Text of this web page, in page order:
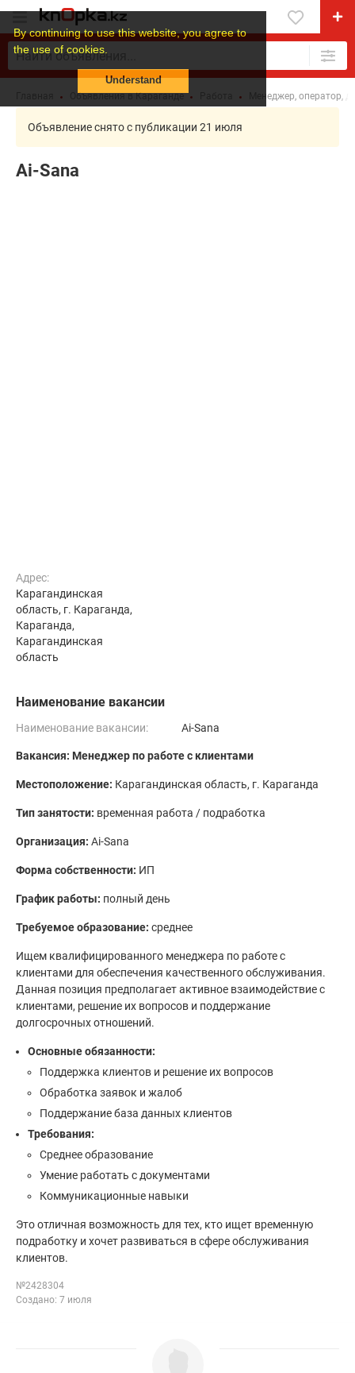
By continuing to use this website, you agree to
the use of cookies.
Understand
Объявления в Караганде Менеджер, оператор,
Объявление снято с публикации 21 июля
Ai-Sana
Адрес:
Карагандинская
область, г. Караганда,
Караганда,
Карагандинская
область
Наименование вакансии
Наименование вакансии: Ai-Sana
Вакансия: Менеджер по работе с клиентами
Местоположение: Карагандинская область, г. Караганда
Тип занятости: временная работа / подработка
Организация: Ai-Sana
Форма собственности: ИП
График работы: полный день
Требуемое образование: среднее
Ищем квалифицированного менеджера по работе с
клиентами для обеспечения качественного обслуживания.
Данная позиция предполагает активное взаимодействие с
клиентами, решение их вопросов и поддержание
долгосрочных отношений.
Основные обязанности:
Поддержка клиентов и решение их вопросов
Обработка заявок и жалоб
Поддержание база данных клиентов
Требования:
Среднее образование
Умение работать с документами
Коммуникационные навыки
Это отличная возможность для тех, кто ищет временную
подработку и хочет развиваться в сфере обслуживания
клиентов.
№2428304
Создано: 7 июля